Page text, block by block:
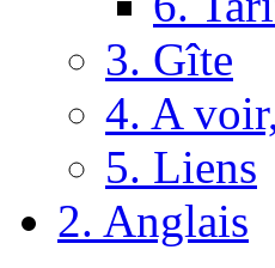
3. Gîte
4. A
5. Liens
2. Anglais